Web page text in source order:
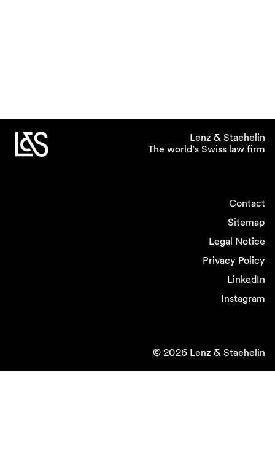
Lenz & Staehelin
The world’s Swiss law firm
Contact
Sitemap
Legal Notice
Privacy Policy
LinkedIn
Instagram
© 2026 Lenz & Staehelin